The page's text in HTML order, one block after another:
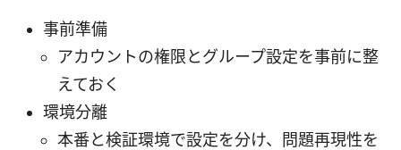
事前準備
アカウントの権限とグループ設定を事前に整
えておく
環境分離
本番と検証環境で設定を分け、問題再現性を